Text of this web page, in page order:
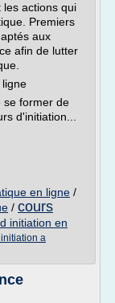
actions qui
Premiers
aux
afin de lutter
se former de
d'initiation...
en ligne /
/ cours
initiation en
a